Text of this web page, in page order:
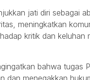
jati diri sebagai
meningkatkan
kritik dan keluhan
bahwa tugas